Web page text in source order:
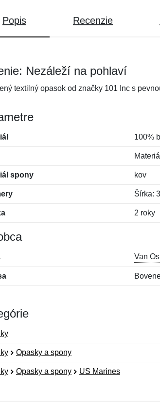
Popis Recenzie
Nezáleží na pohlaví
textilný opasok od značky 101 Inc s
100%
spony kov
Šírka:
2 roky
Van
Opasky a spony
Opasky a spony US Marines